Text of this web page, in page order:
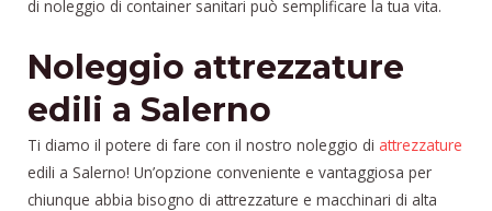
di noleggio di container sanitari può semplificare la tua vita.
Noleggio attrezzature
edili a Salerno
Ti diamo il potere di fare con il nostro noleggio di attrezzature
edili a Salerno! Un’opzione conveniente e vantaggiosa per
chiunque abbia bisogno di attrezzature e macchinari di alta